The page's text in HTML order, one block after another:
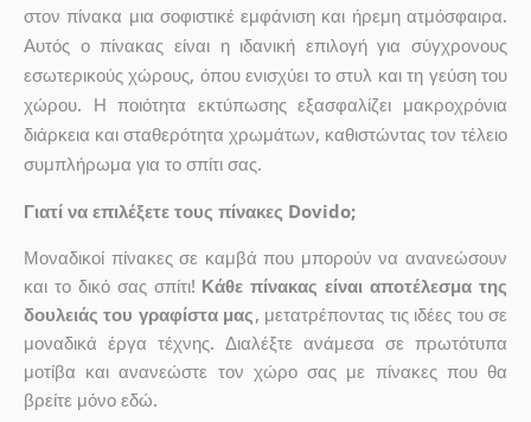
στον πίνακα μια σοφιστικέ εμφάνιση και ήρεμη ατμόσφαιρα.
Αυτός ο πίνακας είναι η ιδανική επιλογή για σύγχρονους
εσωτερικούς χώρους, όπου ενισχύει το στυλ και τη γεύση του
χώρου. Η ποιότητα εκτύπωσης εξασφαλίζει μακροχρόνια
διάρκεια και σταθερότητα χρωμάτων, καθιστώντας τον τέλειο
συμπλήρωμα για το σπίτι σας.
Γιατί να επιλέξετε τους πίνακες Dovido;
Μοναδικοί πίνακες σε καμβά που μπορούν να ανανεώσουν
και το δικό σας σπίτι! Κάθε πίνακας είναι αποτέλεσμα της
δουλειάς του γραφίστα μας, μετατρέποντας τις ιδέες του σε
μοναδικά έργα τέχνης. Διαλέξτε ανάμεσα σε πρωτότυπα
μοτίβα και ανανεώστε τον χώρο σας με πίνακες που θα
βρείτε μόνο εδώ.